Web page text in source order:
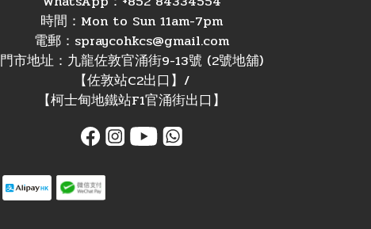
時間：Mon to Sun 11am-7pm
電郵：spraycohkcs@gmail.com
門市地址：九龍佐敦官涌街9-13號 (2號地舖)
【佐敦站C2出口】/
【柯士甸地鐵站F1官涌街出口】